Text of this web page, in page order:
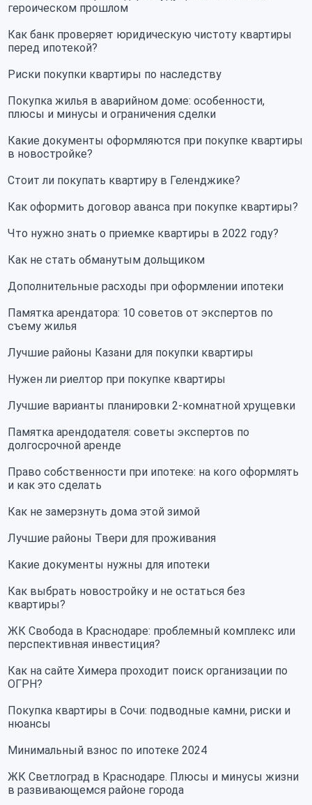
героическом прошлом
Как банк проверяет юридическую чистоту квартиры
перед ипотекой?
Риски покупки квартиры по наследству
Покупка жилья в аварийном доме: особенности,
плюсы и минусы и ограничения сделки
Какие документы оформляются при покупке квартиры
в новостройке?
Стоит ли покупать квартиру в Геленджике?
Как оформить договор аванса при покупке квартиры?
Что нужно знать о приемке квартиры в 2022 году?
Как не стать обманутым дольщиком
Дополнительные расходы при оформлении ипотеки
Памятка арендатора: 10 советов от экспертов по
съему жилья
Лучшие районы Казани для покупки квартиры
Нужен ли риелтор при покупке квартиры
Лучшие варианты планировки 2-комнатной хрущевки
Памятка арендодателя: советы экспертов по
долгосрочной аренде
Право собственности при ипотеке: на кого оформлять
и как это сделать
Как не замерзнуть дома этой зимой
Лучшие районы Твери для проживания
Какие документы нужны для ипотеки
Как выбрать новостройку и не остаться без
квартиры?
ЖК Свобода в Краснодаре: проблемный комплекс или
перспективная инвестиция?
Как на сайте Химера проходит поиск организации по
ОГРН?
Покупка квартиры в Сочи: подводные камни, риски и
нюансы
Минимальный взнос по ипотеке 2024
ЖК Светлоград в Краснодаре. Плюсы и минусы жизни
в развивающемся районе города